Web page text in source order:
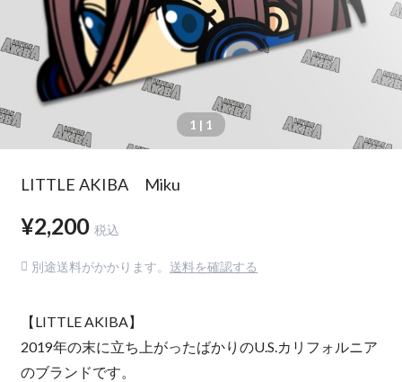
1 | 1
LITTLE AKIBA Miku
¥2,200 税込
別途送料がかかります。 送料を確認する
【LITTLE AKIBA】
2019年の末に立ち上がったばかりのU.S.カリフォルニア
のブランドです。